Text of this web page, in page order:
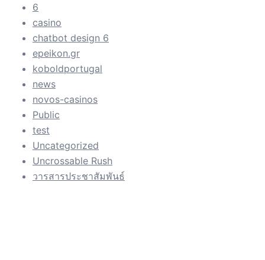
6
casino
chatbot design 6
epeikon.gr
koboldportugal
news
novos-casinos
Public
test
Uncategorized
Uncrossable Rush
วารสารประชาสัมพันธ์